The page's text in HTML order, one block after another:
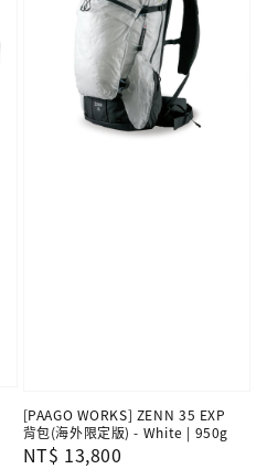
[PAAGO WORKS] ZENN 35 EXP
背包(海外限定版) - White | 950g
Regular
NT$ 13,800